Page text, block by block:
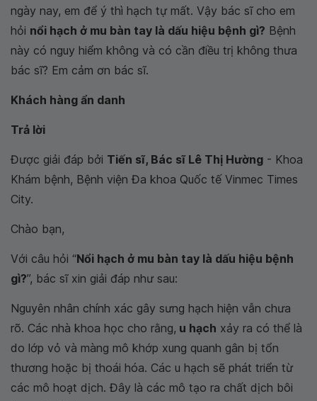
ngày nay, em để ý thì hạch tự mất. Vậy bác sĩ cho em
hỏi nổi hạch ở mu bàn tay là dấu hiệu bệnh gì? Bệnh
này có nguy hiểm không và có cần điều trị không thưa
bác sĩ? Em cảm ơn bác sĩ.
Khách hàng ẩn danh
Trả lời
Được giải đáp bởi Tiến sĩ, Bác sĩ Lê Thị Hường - Khoa
Khám bệnh, Bệnh viện Đa khoa Quốc tế Vinmec Times
City.
Chào bạn,
Với câu hỏi “Nổi hạch ở mu bàn tay là dấu hiệu bệnh
gì?”, bác sĩ xin giải đáp như sau:
Nguyên nhân chính xác gây sưng hạch hiện vẫn chưa
rõ. Các nhà khoa học cho rằng, u hạch xảy ra có thể là
do lớp vỏ và màng mô khớp xung quanh gân bị tổn
thương hoặc bị thoái hóa. Các u hạch sẽ phát triển từ
các mô hoạt dịch. Đây là các mô tạo ra chất dịch bôi